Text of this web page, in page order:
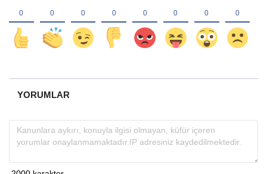
YORUMLAR